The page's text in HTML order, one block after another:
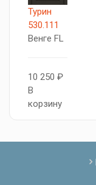
Турин
530.111
Венге FL
10 250 ₽
В
корзину